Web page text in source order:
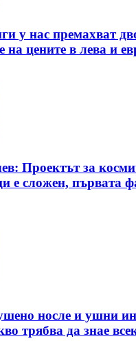
у нас премахват
на цените в лева и
Проектът за
е сложен, първата
носле и ушни
трябва да знае